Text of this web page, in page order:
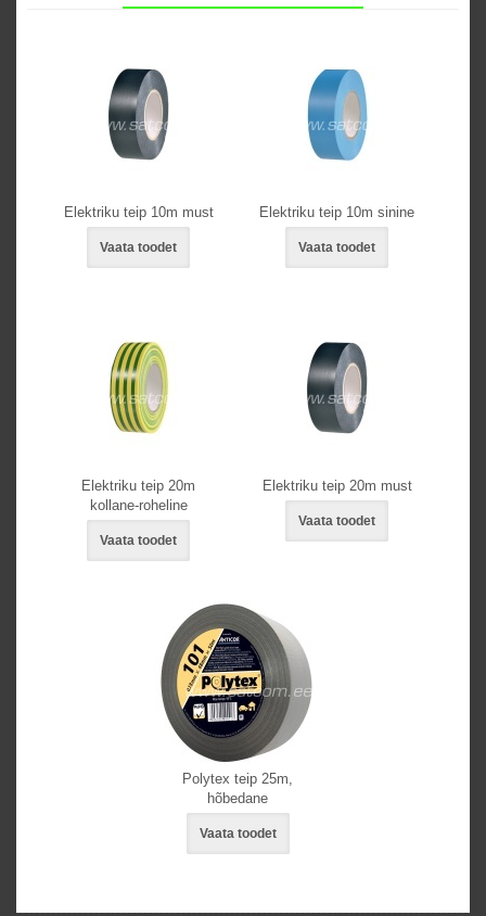
Elektriku teip 10m must
Vaata toodet
Elektriku teip 10m sinine
Vaata toodet
Elektriku teip 20m
kollane-roheline
Vaata toodet
Elektriku teip 20m must
Vaata toodet
Polytex teip 25m,
hõbedane
Vaata toodet